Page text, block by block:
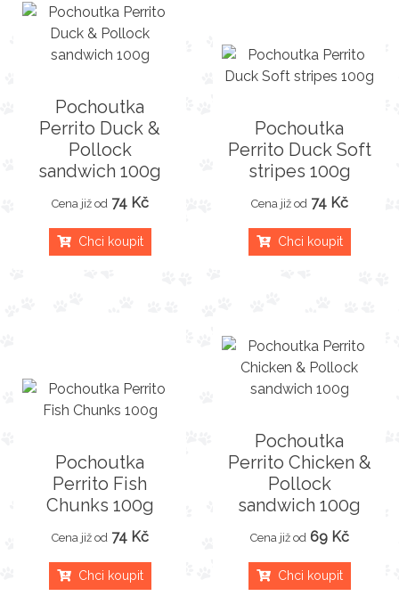
Pochoutka
Perrito Duck &
Pollock
sandwich 100g
Cena již od 74 Kč
Chci koupit
Pochoutka
Perrito Duck Soft
stripes 100g
Cena již od 74 Kč
Chci koupit
Pochoutka
Perrito Fish
Chunks 100g
Cena již od 74 Kč
Chci koupit
Pochoutka
Perrito Chicken &
Pollock
sandwich 100g
Cena již od 69 Kč
Chci koupit